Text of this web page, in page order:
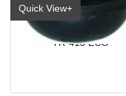
Quick View+
TR-413 ECO